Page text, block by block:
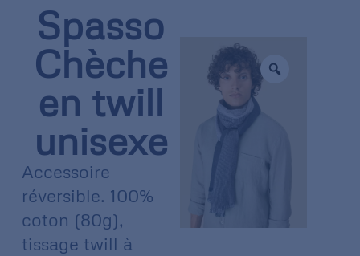
Spasso
Chèche
en twill
unisexe
Accessoire
réversible. 100%
coton (80g),
tissage twill à